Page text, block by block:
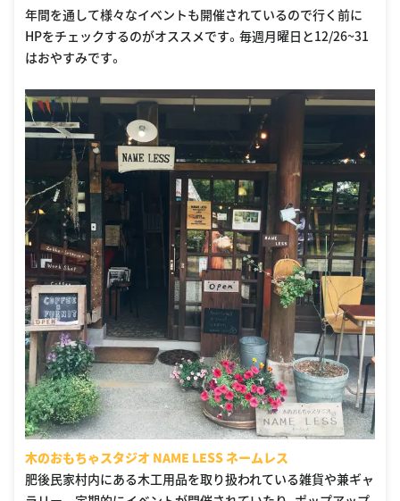
年間を通して様々なイベントも開催されているので行く前に
HPをチェックするのがオススメです。毎週月曜日と12/26~31
はおやすみです。
木のおもちゃスタジオ NAME LESS ネームレス
肥後民家村内にある木工用品を取り扱われている雑貨や兼ギャ